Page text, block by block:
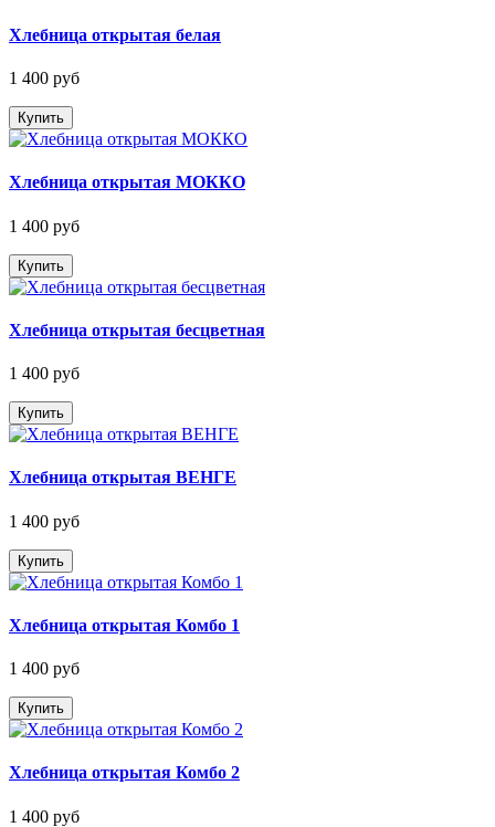
Хлебница открытая белая
1 400 руб
Купить
Хлебница открытая МОККО
1 400 руб
Купить
Хлебница открытая бесцветная
1 400 руб
Купить
Хлебница открытая ВЕНГЕ
1 400 руб
Купить
Хлебница открытая Комбо 1
1 400 руб
Купить
Хлебница открытая Комбо 2
1 400 руб